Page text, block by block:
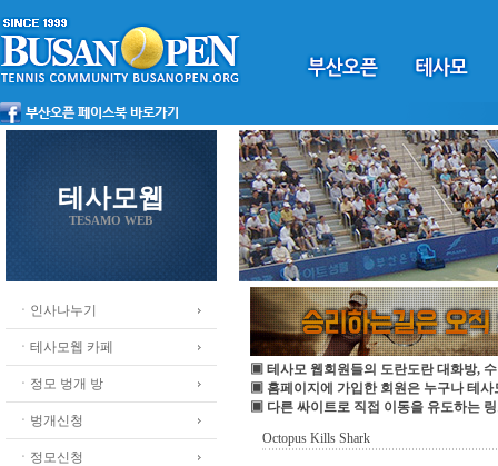
테사모웹
TESAMO WEB
ㆍ인사나누기
ㆍ테사모웹 카페
ㆍ정모 벙개 방
ㆍ벙개신청
ㆍ정모신청
▣ 테사모 웹회원들의 도란도란 대화방,
▣ 홈페이지에 가입한 회원은 누구나 테사
▣ 다른 싸이트로 직접 이동을 유도하는
Octopus Kills Shark